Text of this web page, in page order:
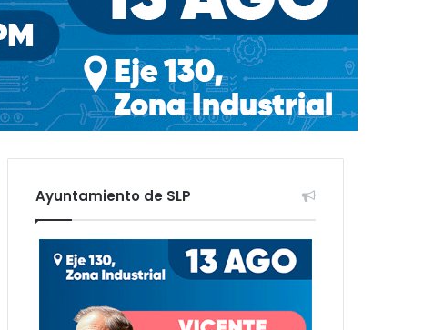
Ayuntamiento de SLP